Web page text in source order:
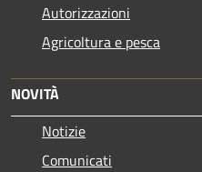
Autorizzazioni
Agricoltura e pesca
NOVITÀ
Notizie
Comunicati